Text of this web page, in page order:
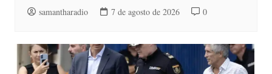
samantharadio 7 de agosto de 2026 0